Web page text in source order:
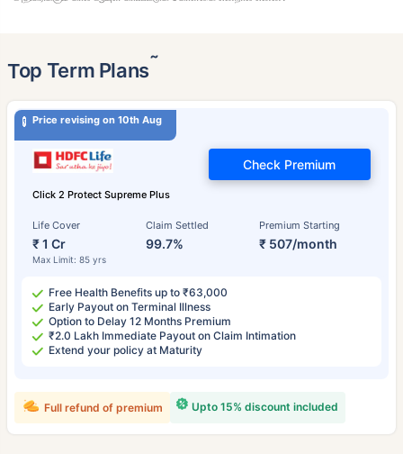
Top Term Plans˜
Price revising on 10th Aug
Click 2 Protect Supreme Plus
Life Cover
₹ 1 Cr
Max Limit: 85 yrs
Claim Settled
99.7%
Premium Starting
₹ 507/month
Check Premium
Free Health Benefits up to ₹63,000
Early Payout on Terminal Illness
Option to Delay 12 Months Premium
₹2.0 Lakh Immediate Payout on Claim Intimation
Extend your policy at Maturity
Upto 15% discount included
Full refund of premium